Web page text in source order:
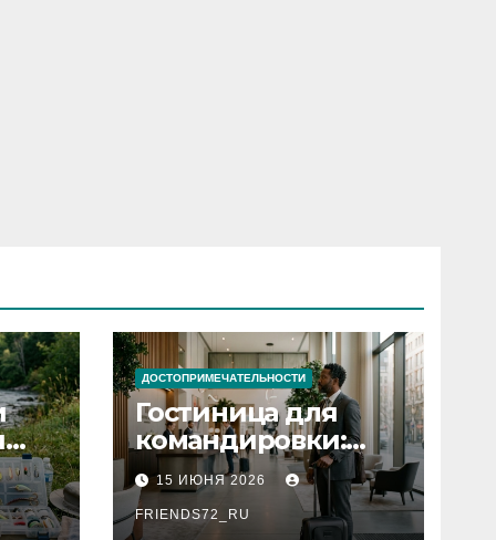
ДОСТОПРИМЕЧАТЕЛЬНОСТИ
Гостиница для
командировки:
основные
критерии выбора
15 ИЮНЯ 2026
FRIENDS72_RU